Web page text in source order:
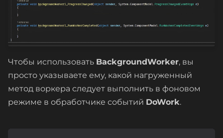
Чтобы использовать BackgroundWorker, вы
просто указываете ему, какой нагруженный
метод воркера следует выполнить в фоновом
режиме в обработчике событий DoWork.